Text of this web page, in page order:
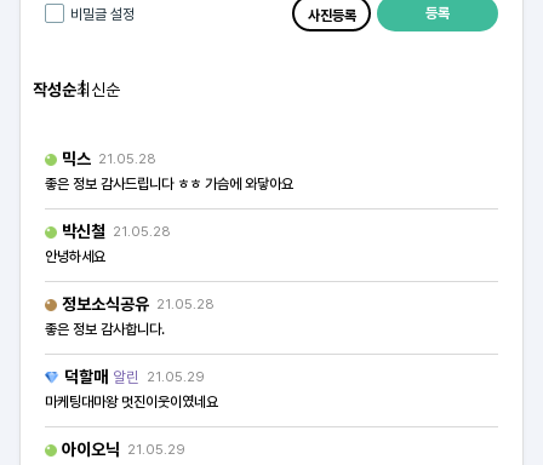
비밀글 설정 사진등록 등록
작성순최신순
믹스 21.05.28
좋은 정보 감사드립니다 ㅎㅎ 가슴에 와닿아요
박신철 21.05.28
안녕하세요
정보소식공유 21.05.28
좋은 정보 감사합니다.
덕할매 알린
21.05.29
마케팅대마왕 멋진이웃이였네요
아이오닉 21.05.29